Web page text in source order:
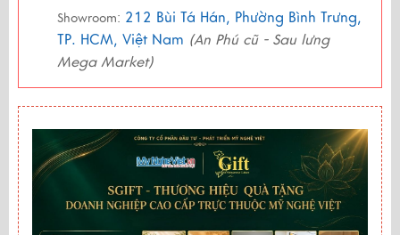
Showroom: 212 Bùi Tá Hán, Phường Bình Trưng,
TP. HCM, Việt Nam (An Phú cũ - Sau lưng
Mega Market)